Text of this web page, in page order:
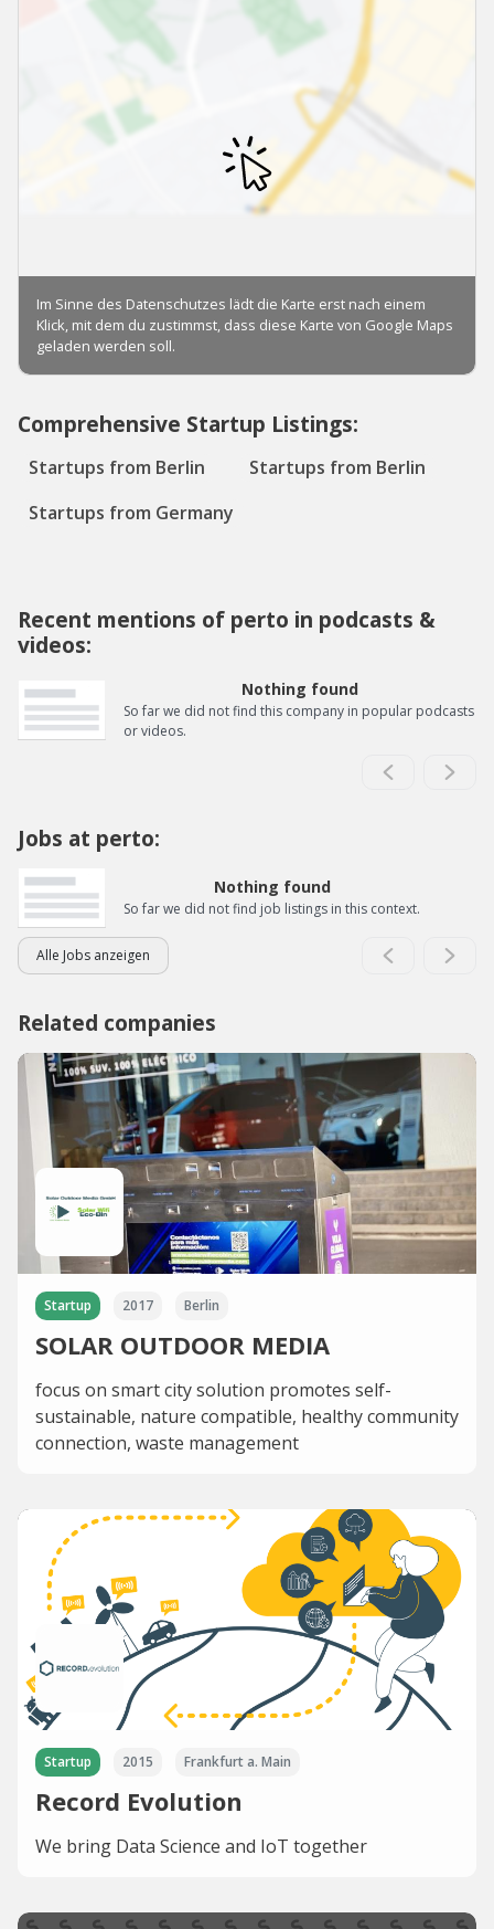
Comprehensive Startup Listings:
Startups from Berlin
Startups from Berlin
Startups from Germany
Recent mentions of perto in podcasts &
videos:
Nothing found
So far we did not find this company in popular podcasts
or videos.
Jobs at perto:
Nothing found
So far we did not find job listings in this context.
Alle Jobs anzeigen
Related companies
Startup 2017 Berlin
SOLAR OUTDOOR MEDIA
focus on smart city solution promotes self-
sustainable, nature compatible, healthy community
connection, waste management
Startup 2015 Frankfurt a. Main
Record Evolution
We bring Data Science and IoT together